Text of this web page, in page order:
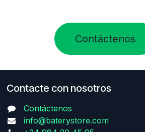
Contáctenos
Contacte con nosotros
Contáctenos
info@baterystore.com